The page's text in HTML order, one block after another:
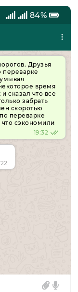
84%
Друзья
переварке
время
сказал что все
забрать
скоротью
переварке
сэкономили
19:32